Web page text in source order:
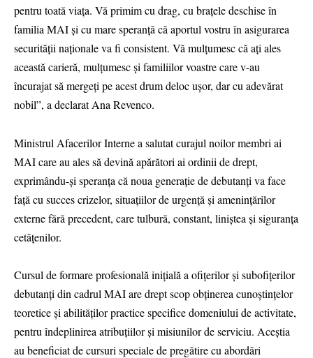
pentru toată viața. Vă primim cu drag, cu brațele deschise în
familia MAI și cu mare speranță că aportul vostru în asigurarea
securității naționale va fi consistent. Vă mulțumesc că ați ales
această carieră, mulțumesc și familiilor voastre care v-au
încurajat să mergeți pe acest drum deloc ușor, dar cu adevărat
nobil”, a declarat Ana Revenco.
Ministrul Afacerilor Interne a salutat curajul noilor membri ai
MAI care au ales să devină apărători ai ordinii de drept,
exprimându-și speranța că noua generație de debutanți va face
față cu succes crizelor, situațiilor de urgență și amenințărilor
externe fără precedent, care tulbură, constant, liniștea și siguranța
cetățenilor.
Cursul de formare profesională inițială a ofițerilor și subofițerilor
debutanți din cadrul MAI are drept scop obținerea cunoștințelor
teoretice și abilităților practice specifice domeniului de activitate,
pentru îndeplinirea atribuțiilor și misiunilor de serviciu. Aceștia
au beneficiat de cursuri speciale de pregătire cu abordări